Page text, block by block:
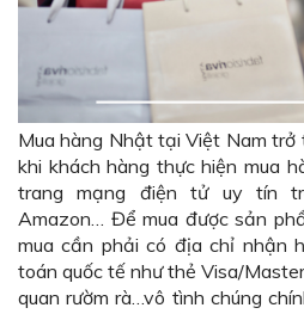
Mua hàng Nhật tại Việt Nam
khi khách hàng thực hiện mua
trang mạng điện tử uy tín
Amazon… Để mua được sản
mua cần phải có địa chỉ nhận
toán quốc tế như thẻ Visa/
quan rườm rà…vô tình chúng